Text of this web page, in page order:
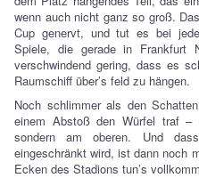
wenn auch nicht ganz so groß.
Cup genervt, und tut es bei
Spiele, die gerade in Frankfurt
verschwindend gering, dass es
Raumschiff über’s feld zu hängen.
Noch schlimmer als den
einem Abstoß den Würfel traf –
sondern am oberen. Und
eingeschränkt wird, ist dann noch
Ecken des Stadions tun’s